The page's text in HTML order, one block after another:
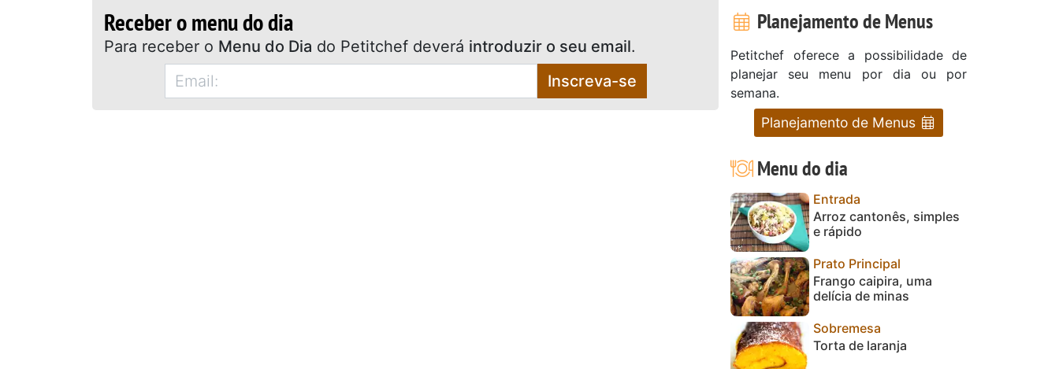
Receber o menu do dia
Para receber o Menu do Dia do Petitchef deverá introduzir o seu email.
Inscreva-se
Planejamento de Menus
Petitchef oferece a possibilidade de
planejar seu menu por dia ou por
semana.
Planejamento de Menus
Menu do dia
Entrada
Arroz cantonês, simples
e rápido
Prato Principal
Frango caipira, uma
delícia de minas
Sobremesa
Torta de laranja